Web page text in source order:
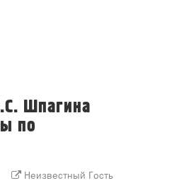
Шпагина
по
Неизвестный Гость